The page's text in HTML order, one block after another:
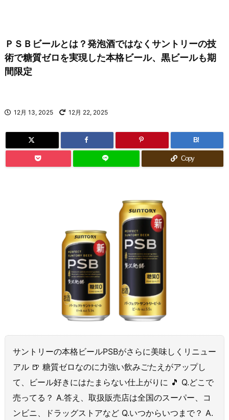
ＰＳＢビールとは？発泡酒ではなくサントリーの技
術で糖質ゼロを実現した本格ビール、黒ビールも期
間限定
12月 13, 2025 12月 22, 2025
B!
Copy
サントリーの本格ビールPSBがさらに美味しくリニュー
アル 🍺 糖質ゼロなのに力強い飲みごたえがアップし
て、ビール好きにはたまらない仕上がりに 🎵 Q.どこで
売ってる？ A.答え、取扱販売店は全国のスーパー、コ
ンビニ、ドラッグストアなど Q.いつからいつまで？ A.